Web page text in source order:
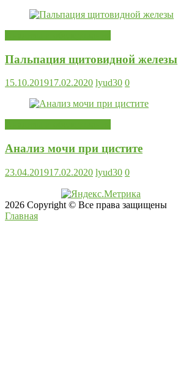
Пальпация щитовидной железы
15.10.201917.02.2020 lyud30 0
Анализ мочи при цистите
23.04.201917.02.2020 lyud30 0
2026 Copyright © Все права защищены
Главная